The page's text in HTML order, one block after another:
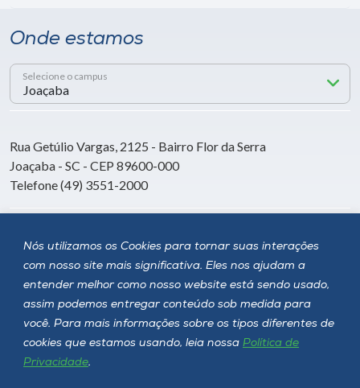
Nós utilizamos os Cookies para tornar suas interações
com nosso site mais significativa. Eles nos ajudam a
entender melhor como nosso website está sendo usado,
assim podemos entregar conteúdo sob medida para
você. Para mais informações sobre os tipos diferentes de
cookies que estamos usando, leia nossa Política de
Privacidade.
Onde estamos
Selecione o campus
Rua Getúlio Vargas, 2125 - Bairro Flor da Serra
Joaçaba - SC - CEP 89600-000
Telefone (49) 3551-2000
Siga a Unoesc